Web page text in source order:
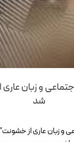
و زبان عاری
شد
و زبان عاری از